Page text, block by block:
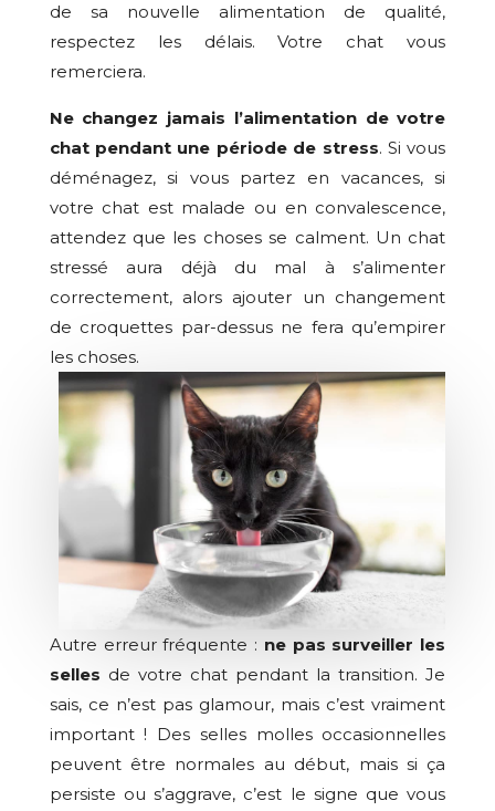
de sa nouvelle alimentation de qualité,
respectez les délais. Votre chat vous
remerciera.
Ne changez jamais l’alimentation de votre
chat pendant une période de stress. Si vous
déménagez, si vous partez en vacances, si
votre chat est malade ou en convalescence,
attendez que les choses se calment. Un chat
stressé aura déjà du mal à s’alimenter
correctement, alors ajouter un changement
de croquettes par-dessus ne fera qu’empirer
les choses.
Autre erreur fréquente : ne pas surveiller les
selles de votre chat pendant la transition. Je
sais, ce n’est pas glamour, mais c’est vraiment
important ! Des selles molles occasionnelles
peuvent être normales au début, mais si ça
persiste ou s’aggrave, c’est le signe que vous